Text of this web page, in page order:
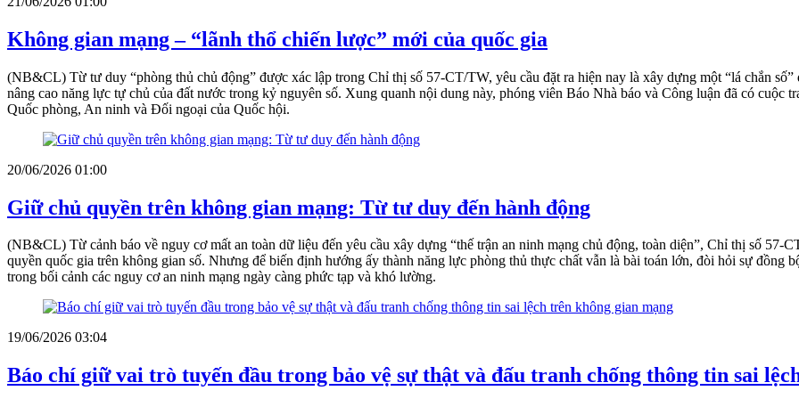
Không gian mạng – “lãnh thổ chiến lược” mới của quốc gia
(NB&CL) Từ tư duy “phòng thủ chủ động” được xác lập trong Chỉ thị số 57-CT/TW, yêu cầu đặt ra hiện nay là xây dựng một “lá chắn
nâng cao năng lực tự chủ của đất nước trong kỷ nguyên số. Xung quanh nội dung này, phóng viên Báo Nhà báo và Công luận đã có
Quốc phòng, An ninh và Đối ngoại của Quốc hội.
20/06/2026 01:00
Giữ chủ quyền trên không gian mạng: Từ tư duy đến hành động
(NB&CL) Từ cảnh báo về nguy cơ mất an toàn dữ liệu đến yêu cầu xây dựng “thế trận an ninh mạng chủ động, toàn diện”, Chỉ thị số 57-
quyền quốc gia trên không gian số. Nhưng để biến định hướng ấy thành năng lực phòng thủ thực chất vẫn là bài toán lớn, đòi hỏi sự đồng
trong bối cảnh các nguy cơ an ninh mạng ngày càng phức tạp và khó lường.
19/06/2026 03:04
Báo chí giữ vai trò tuyến đầu trong bảo vệ sự thật và đấu tranh chống thông tin sai